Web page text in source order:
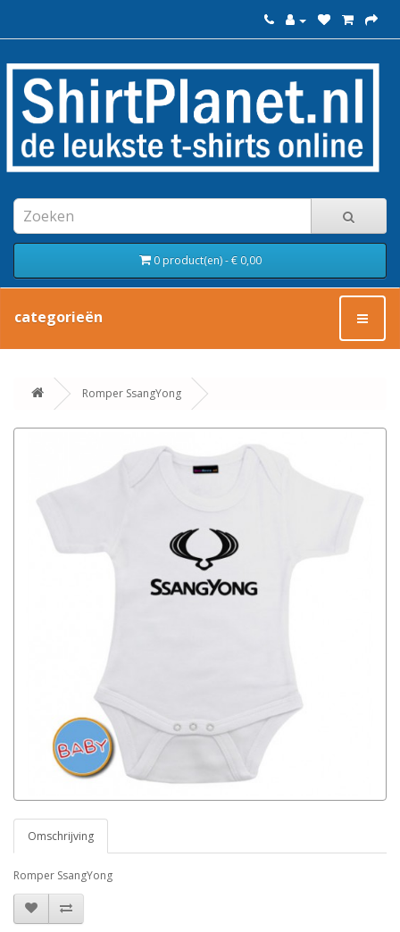
0 product(en) - € 0,00
categorieën
Romper SsangYong
Omschrijving
Romper SsangYong